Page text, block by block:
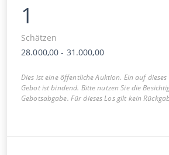
1
Schätzen
28.000,00 - 31.000,00
Dies ist eine öffentliche Auktion. Ein auf dieses
Gebot ist bindend. Bitte nutzen Sie die
Gebotsabgabe. Für dieses Los gilt kein